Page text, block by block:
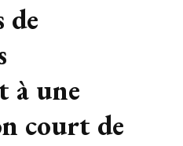
de
à une
court de